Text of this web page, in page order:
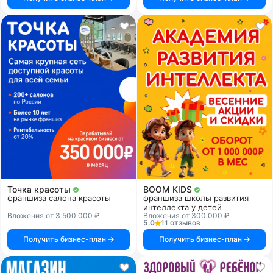
Точка красоты
франшиза салона красоты
Вложения от 3 500 000 ₽
Получить бизнес-план
BOOM KIDS
франшиза школы развития
интеллекта у детей
Вложения от 300 000 ₽
5.0
11 отзывов
Получить бизнес-план